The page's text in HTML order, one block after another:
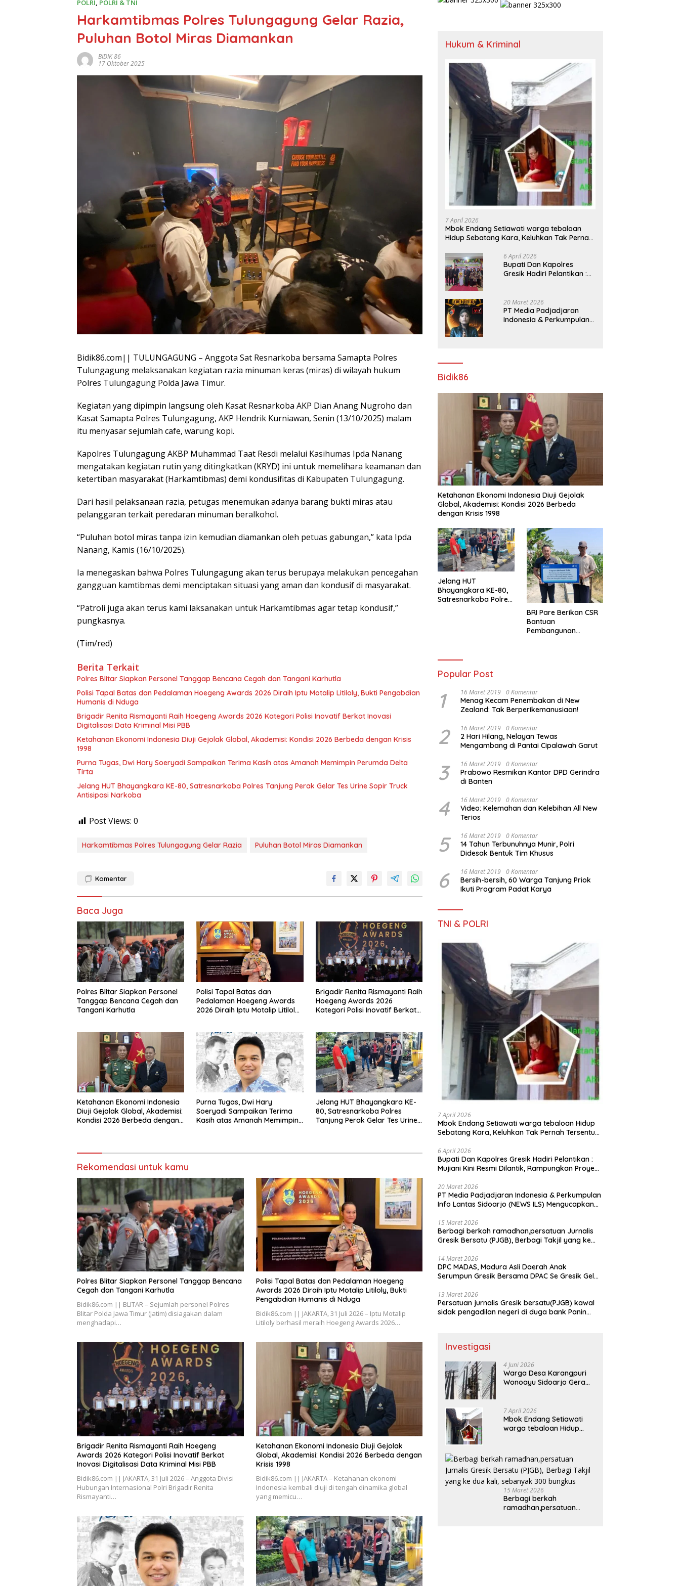
POLRI, POLRI & TNI
Harkamtibmas Polres Tulungagung Gelar Razia,
Puluhan Botol Miras Diamankan
BIDIK 86
17 Oktober 2025
Bidik86.com|| TULUNGAGUNG – Anggota Sat Resnarkoba bersama Samapta Polres
Tulungagung melaksanakan kegiatan razia minuman keras (miras) di wilayah hukum
Polres Tulungagung Polda Jawa Timur.
Kegiatan yang dipimpin langsung oleh Kasat Resnarkoba AKP Dian Anang Nugroho dan
Kasat Samapta Polres Tulungagung, AKP Hendrik Kurniawan, Senin (13/10/2025) malam
itu menyasar sejumlah cafe, warung kopi.
Kapolres Tulungagung AKBP Muhammad Taat Resdi melalui Kasihumas Ipda Nanang
mengatakan kegiatan rutin yang ditingkatkan (KRYD) ini untuk memelihara keamanan dan
ketertiban masyarakat (Harkamtibmas) demi kondusifitas di Kabupaten Tulungagung.
Dari hasil pelaksanaan razia, petugas menemukan adanya barang bukti miras atau
pelanggaran terkait peredaran minuman beralkohol.
“Puluhan botol miras tanpa izin kemudian diamankan oleh petuas gabungan,” kata Ipda
Nanang, Kamis (16/10/2025).
Ia menegaskan bahwa Polres Tulungagung akan terus berupaya melakukan pencegahan
gangguan kamtibmas demi menciptakan situasi yang aman dan kondusif di masyarakat.
“Patroli juga akan terus kami laksanakan untuk Harkamtibmas agar tetap kondusif,”
pungkasnya.
(Tim/red)
Berita Terkait
Polres Blitar Siapkan Personel Tanggap Bencana Cegah dan Tangani Karhutla
Polisi Tapal Batas dan Pedalaman Hoegeng Awards 2026 Diraih Iptu Motalip Litiloly, Bukti Pengabdian
Humanis di Nduga
Brigadir Renita Rismayanti Raih Hoegeng Awards 2026 Kategori Polisi Inovatif Berkat Inovasi
Digitalisasi Data Kriminal Misi PBB
Ketahanan Ekonomi Indonesia Diuji Gejolak Global, Akademisi: Kondisi 2026 Berbeda dengan Krisis
1998
Purna Tugas, Dwi Hary Soeryadi Sampaikan Terima Kasih atas Amanah Memimpin Perumda Delta
Jelang HUT Bhayangkara KE-80, Satresnarkoba Polres Tanjung Perak Gelar Tes Urine Sopir Truck
Antisipasi Narkoba
Post Views: 0
Harkamtibmas Polres Tulungagung Gelar Razia Puluhan Botol Miras Diamankan
Komentar
Baca Juga
Polres Blitar Siapkan Personel
Tanggap Bencana Cegah dan
Tangani Karhutla
Polisi Tapal Batas dan
Pedalaman Hoegeng Awards
2026 Diraih Iptu Motalip Litiloly,
Brigadir Renita Rismayanti Raih
Hoegeng Awards 2026
Kategori Polisi Inovatif Berkat
Ketahanan Ekonomi Indonesia
Diuji Gejolak Global, Akademisi:
Kondisi 2026 Berbeda dengan
Purna Tugas, Dwi Hary
Soeryadi Sampaikan Terima
Kasih atas Amanah Memimpin
Jelang HUT Bhayangkara KE-
80, Satresnarkoba Polres
Tanjung Perak Gelar Tes Urine
Rekomendasi untuk kamu
Polres Blitar Siapkan Personel Tanggap Bencana
Cegah dan Tangani Karhutla
Bidik86.com || BLITAR – Sejumlah personel Polres
Blitar Polda Jawa Timur (Jatim) disiagakan dalam
menghadapi…
Polisi Tapal Batas dan Pedalaman Hoegeng
Awards 2026 Diraih Iptu Motalip Litiloly, Bukti
Pengabdian Humanis di Nduga
Bidik86.com || JAKARTA, 31 Juli 2026 – Iptu Motalip
Litiloly berhasil meraih Hoegeng Awards 2026…
Brigadir Renita Rismayanti Raih Hoegeng
Awards 2026 Kategori Polisi Inovatif Berkat
Inovasi Digitalisasi Data Kriminal Misi PBB
Bidik86.com || JAKARTA, 31 Juli 2026 – Anggota Divisi
Hubungan Internasional Polri Brigadir Renita
Rismayanti…
Ketahanan Ekonomi Indonesia Diuji Gejolak
Global, Akademisi: Kondisi 2026 Berbeda dengan
Krisis 1998
Bidik86.com || JAKARTA – Ketahanan ekonomi
Indonesia kembali diuji di tengah dinamika global
yang memicu…
Hukum & Kriminal
7 April 2026
Mbok Endang Setiawati warga tebaloan
Hidup Sebatang Kara, Keluhkan Tak Pernah
gresik
6 April 2026
​Bupati Dan Kapolres
Gresik Hadiri Pelantikan :
Pelebaran Jalan!
20 Maret 2026
PT Media Padjadjaran
Indonesia & Perkumpulan
Bidik86
Ketahanan Ekonomi Indonesia Diuji Gejolak
Global, Akademisi: Kondisi 2026 Berbeda
dengan Krisis 1998
Jelang HUT
Bhayangkara KE-80,
Satresnarkoba Polres
BRI Pare Berikan CSR
Bantuan
Pembangunan
Popular Post
1 16 Maret 2019 0 Komentar
Menag Kecam Penembakan di New
Zealand: Tak Berperikemanusiaan!
2 16 Maret 2019 0 Komentar
2 Hari Hilang, Nelayan Tewas
Mengambang di Pantai Cipalawah Garut
3 16 Maret 2019 0 Komentar
Prabowo Resmikan Kantor DPD Gerindra
di Banten
4 16 Maret 2019 0 Komentar
Video: Kelemahan dan Kelebihan All New
Terios
5 16 Maret 2019 0 Komentar
14 Tahun Terbunuhnya Munir, Polri
Didesak Bentuk Tim Khusus
6 16 Maret 2019 0 Komentar
Bersih-bersih, 60 Warga Tanjung Priok
Ikuti Program Padat Karya
TNI & POLRI
7 April 2026
Mbok Endang Setiawati warga tebaloan Hidup
Sebatang Kara, Keluhkan Tak Pernah Tersentuh
6 April 2026
​Bupati Dan Kapolres Gresik Hadiri Pelantikan :
Mujiani Kini Resmi Dilantik, Rampungkan Proyek
20 Maret 2026
PT Media Padjadjaran Indonesia & Perkumpulan
Info Lantas Sidoarjo (NEWS ILS) Mengucapkan
15 Maret 2026
Berbagi berkah ramadhan,persatuan Jurnalis
Gresik Bersatu (PJGB), Berbagi Takjil yang ke
14 Maret 2026
DPC MADAS, Madura Asli Daerah Anak
Serumpun Gresik Bersama DPAC Se Gresik Gelar
Gelora Joko Samudro
13 Maret 2026
Persatuan jurnalis Gresik bersatu(PJGB) kawal
sidak pengadilan negeri di duga bank Panin
Investigasi
4 Juni 2026
Warga Desa Karangpuri
Wonoayu Sidoarjo Geram:
Sembarangan di
Pekarangan Tanpa Ijin
Pemilik Tanah
7 April 2026
Mbok Endang Setiawati
warga tebaloan Hidup
Bantuan Pemerintah
kabupaten gresik
15 Maret 2026
Berbagi berkah
ramadhan,persatuan